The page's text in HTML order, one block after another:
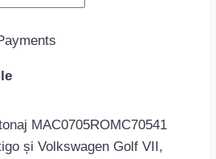
MAC0705ROMC70541
și Volkswagen Golf VII,